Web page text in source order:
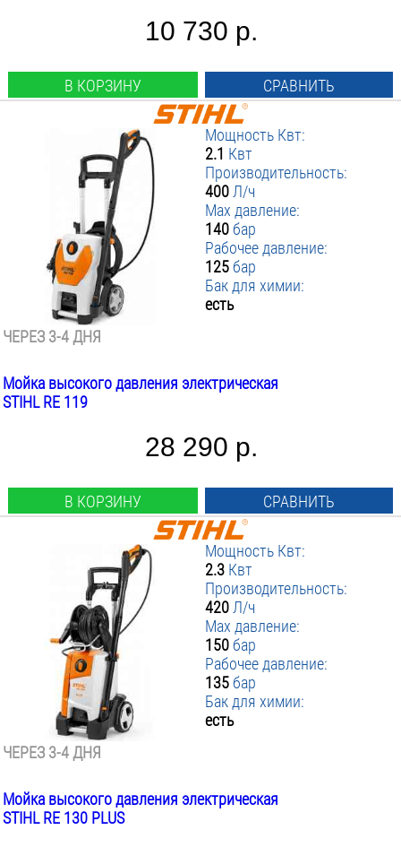
10 730 р.
В КОРЗИНУ СРАВНИТЬ
Мощность Квт:
2.1 Квт
Производительность:
400 Л/ч
Max давление:
140бар
Рабочее давление:
125бар
Бак для химии:
есть
ЧЕРЕЗ 3-4 ДНЯ
Мойка высокого давления электрическая
STIHL RE 119
28 290 р.
В КОРЗИНУ СРАВНИТЬ
Мощность Квт:
2.3 Квт
Производительность:
420 Л/ч
Max давление:
150бар
Рабочее давление:
135бар
Бак для химии:
есть
ЧЕРЕЗ 3-4 ДНЯ
Мойка высокого давления электрическая
STIHL RE 130 PLUS